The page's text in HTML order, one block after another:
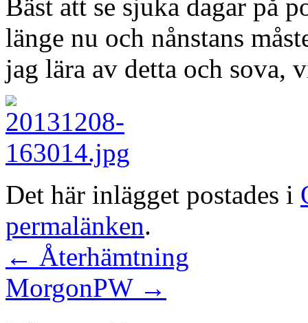
Bäst att se sjuka dagar på
länge nu och nånstans
jag lära av detta och sova,
Det här inlägget postades i
permalänken.
← Återhämtning
MorgonPW →